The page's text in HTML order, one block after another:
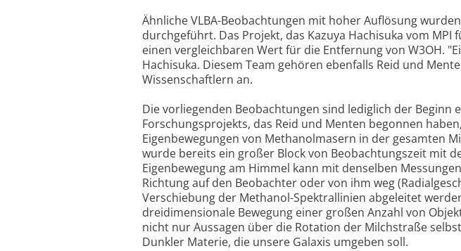
Ähnliche VLBA-Beobachtungen mit hoher Auflösung
durchgeführt. Das Projekt, das Kazuya Hachisuka vom
einen vergleichbaren Wert für die Entfernung von W3OH.
Hachisuka. Diesem Team gehören ebenfalls Reid und
Wissenschaftlern an.
Die vorliegenden Beobachtungen sind lediglich der Beginn
Forschungsprojekts, das Reid und Menten begonnen
Eigenbewegungen von Methanolmasern in der gesamten
wurde bereits ein großer Block von Beobachtungszeit mit
Eigenbewegung am Himmel kann mit denselben
Richtung auf den Beobachter oder von ihm weg
Verschiebung der Methanol-Spektrallinien abgeleitet
dreidimensionale Bewegung einer großen Anzahl von
nicht nur Aussagen über die Rotation der Milchstraße
Dunkler Materie, die unsere Galaxis umgeben soll.